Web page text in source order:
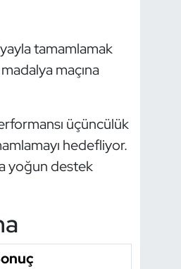
tamamlamak
maçına
üçüncülük
hedefliyor.
yoğun destek